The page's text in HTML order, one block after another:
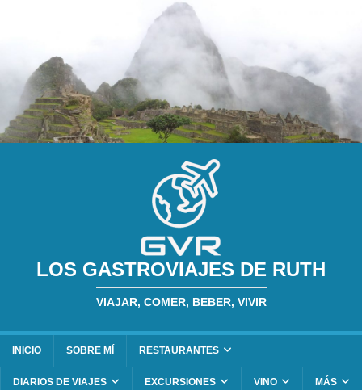
LOS GASTROVIAJES DE RUTH
VIAJAR, COMER, BEBER, VIVIR
INICIO SOBRE MÍ RESTAURANTES
DIARIOS DE VIAJES EXCURSIONES VINO MÁS